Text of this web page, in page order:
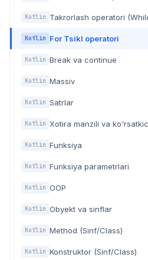
Kotlin Takrorlash operatori
Kotlin For Tsikl operatori
Kotlin Break va continue
Kotlin Massiv
Kotlin Satrlar
Kotlin Xotira manzili va
Kotlin Funksiya
Kotlin Funksiya parametrlari
Kotlin OOP
Kotlin Obyekt va sinflar
Kotlin Method (Sinf/Class)
Kotlin Konstruktor (Sinf/Class)